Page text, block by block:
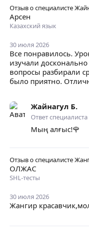
Отзыв о специалисте
Арсен
Казахский язык
30 июля 2026
Все понравилось.
изучали
вопросы разбирали
было приятно.
Жайнагул Б.
Ответ специалиста
Мың алғыс!🌹
Отзыв о специалисте
ОЛЖАС
SHL-тесты
30 июля 2026
Жангир